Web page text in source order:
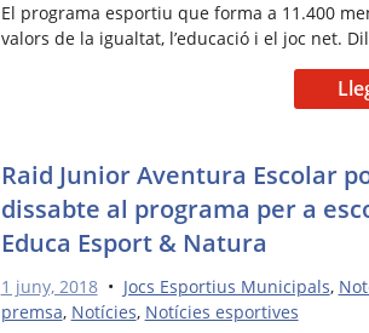
El programa esportiu que forma a 11.400
valors de la igualtat, l’educació i el joc net.
Raid Junior Aventura Escolar
dissabte al programa per a
Educa Esport & Natura
1 juny, 2018• Jocs Esportius Municipals,
premsa, Notícies, Notícies esportives